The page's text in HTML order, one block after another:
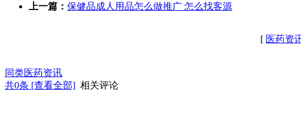
上一篇： 保健品成人用品怎么做推广 怎么找客源
[ 医药资
同类医药资讯
共0条 [查看全部] 相关评论